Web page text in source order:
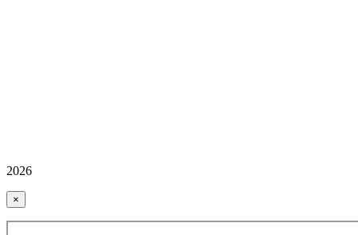
2026
×